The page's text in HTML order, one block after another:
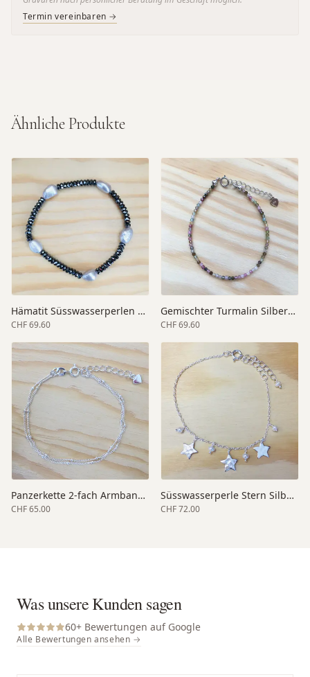
Termin vereinbaren →
Ähnliche Produkte
Hämatit Süsswasserperlen Elastikarmband
CHF 69.60
Gemischter Turmalin Silberarmband
CHF 69.60
Panzerkette 2-fach Armband Silber
CHF 65.00
Süsswasserperle Stern Silberarmband
CHF 72.00
Was unsere Kunden sagen
60+ Bewertungen auf Google
Alle Bewertungen ansehen →